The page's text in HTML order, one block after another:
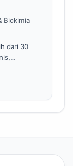
Biokimia
dari 30
penelitian